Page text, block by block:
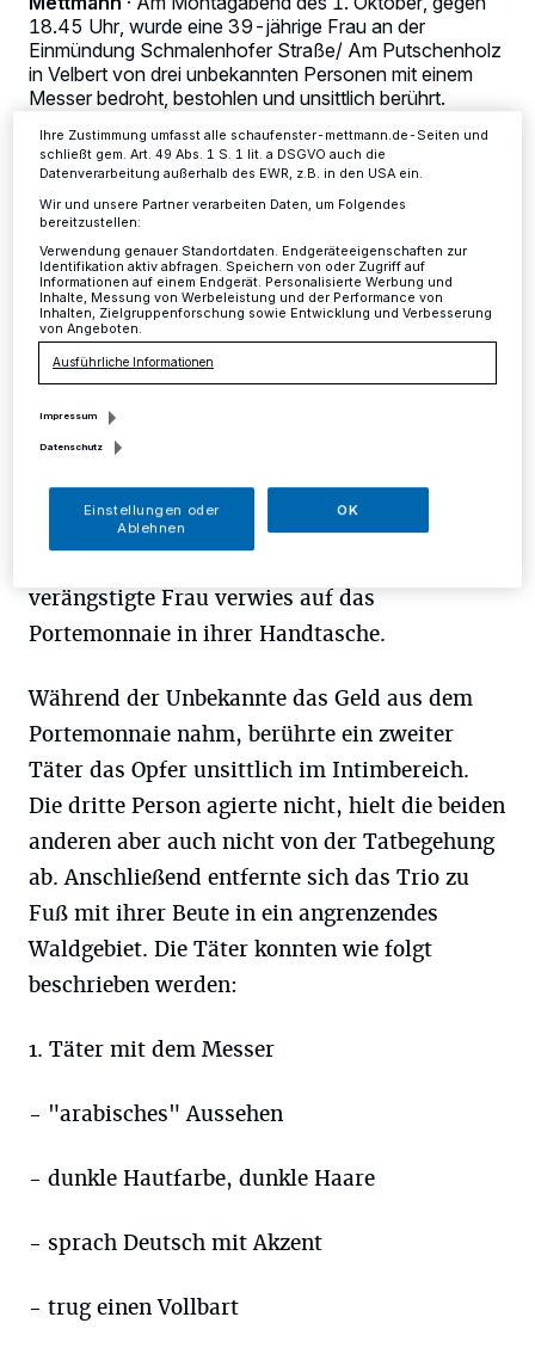
18.45 Uhr, wurde eine 39-jährige Frau an der
Einmündung Schmalenhofer Straße/ Am Putschenholz
in Velbert von drei unbekannten Personen mit einem
Messer bedroht, bestohlen und unsittlich berührt.
02.10.2018 , 11:06 Uhr Eine Minute Lesezeit
N
ach eigenen Angaben warf die Frau
Papier in den Altpapiercontainer, als
das Trio plötzlich hinter ihr auftauchte. Einer
der Täter hielt der 39-Jährigen ein Messer vor
verängstigte Frau verwies auf das
Portemonnaie in ihrer Handtasche.
Während der Unbekannte das Geld aus dem
Portemonnaie nahm, berührte ein zweiter
Täter das Opfer unsittlich im Intimbereich.
Die dritte Person agierte nicht, hielt die beiden
anderen aber auch nicht von der Tatbegehung
ab. Anschließend entfernte sich das Trio zu
Fuß mit ihrer Beute in ein angrenzendes
Waldgebiet. Die Täter konnten wie folgt
beschrieben werden:
1. Täter mit dem Messer
- "arabisches" Aussehen
- dunkle Hautfarbe, dunkle Haare
- sprach Deutsch mit Akzent
- trug einen Vollbart
Anzeigen möglicherweise nicht mehr so relevant für Sie. Sie können
dieses Menü jederzeit wieder aufrufen, um Ihre Einstellungen zu
ändern oder Ihre Einwilligung zu widerrufen, indem Sie auf den Link
Einstellungen oder Ablehnen am unteren Rand der Webseite klicken.
Ihre Einstellungen gelten innerhalb unseres Website. Weitere
Informationen finden Sie in unserer Datenschutzerklärung.
Ihre Zustimmung umfasst alle schaufenster-mettmann.de-Seiten und
schließt gem. Art. 49 Abs. 1 S. 1 lit. a DSGVO auch die
Datenverarbeitung außerhalb des EWR, z.B. in den USA ein.
Wir und unsere Partner verarbeiten Daten, um Folgendes
bereitzustellen:
Verwendung genauer Standortdaten. Endgeräteeigenschaften zur
Identifikation aktiv abfragen. Speichern von oder Zugriff auf
Informationen auf einem Endgerät. Personalisierte Werbung und
Inhalte, Messung von Werbeleistung und der Performance von
Inhalten, Zielgruppenforschung sowie Entwicklung und Verbesserung
von Angeboten.
Ausführliche Informationen
Impressum
Datenschutz
Einstellungen oder
Ablehnen
OK